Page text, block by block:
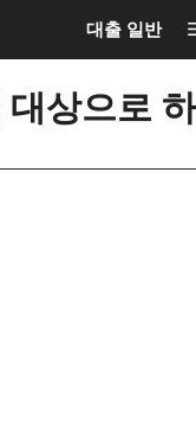
대출 일반
상으로